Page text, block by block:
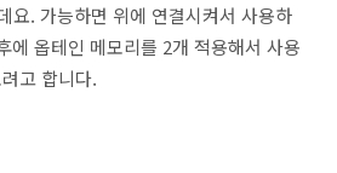
요. 가능하면 위에 연결시켜서 사용하
에 옵테인 메모리를 2개 적용해서 사용
고 합니다.